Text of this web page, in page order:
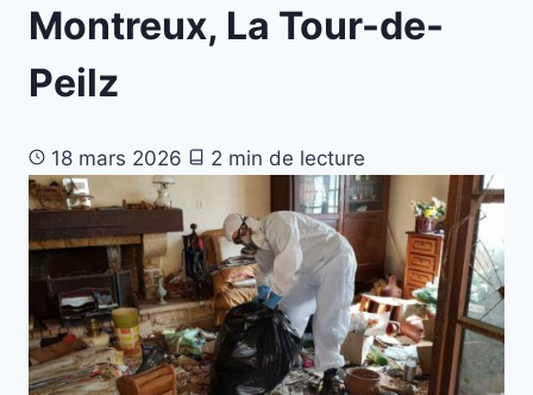
Montreux, La Tour-de-
Peilz
18 mars 2026 2 min de lecture